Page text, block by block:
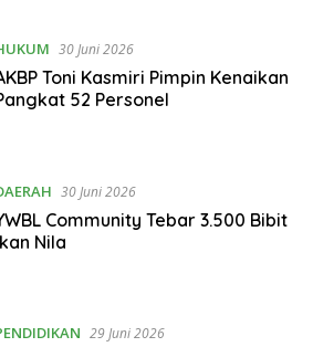
30 Juni 2026
Toni Kasmiri Pimpin Kenaikan
52 Personel
30 Juni 2026
Community Tebar 3.500 Bibit
Nila
29 Juni 2026